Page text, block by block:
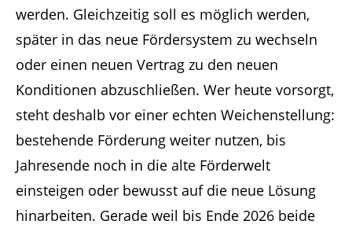
werden. Gleichzeitig soll es möglich werden,
später in das neue Fördersystem zu wechseln
oder einen neuen Vertrag zu den neuen
Konditionen abzuschließen. Wer heute vorsorgt,
steht deshalb vor einer echten Weichenstellung:
bestehende Förderung weiter nutzen, bis
Jahresende noch in die alte Förderwelt
einsteigen oder bewusst auf die neue Lösung
hinarbeiten. Gerade weil bis Ende 2026 beide